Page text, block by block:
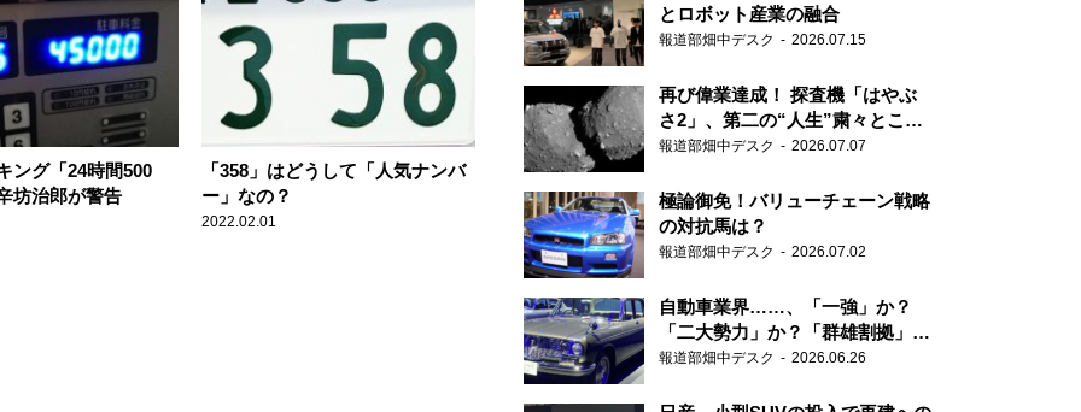
ング「24時間500
坊治郎が警告
「358」はどうして「人気ナンバ
ー」なの？
2022.02.01
とロボット産業の融合
報道部畑中デスク 2026.07.15
再び偉業達成！ 探査機「はやぶ
さ2」、第二の“人生”粛々とこな
す
報道部畑中デスク 2026.07.07
極論御免！バリューチェーン戦略
の対抗馬は？
報道部畑中デスク 2026.07.02
自動車業界……、「一強」か？
「二大勢力」か？「群雄割拠」
か？
報道部畑中デスク 2026.06.26